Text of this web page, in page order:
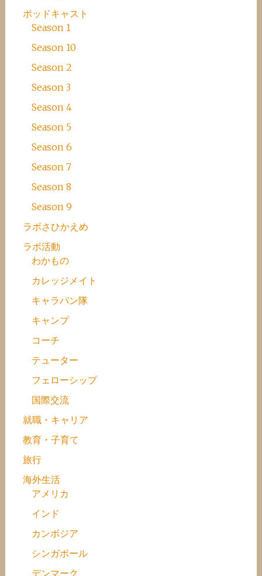
ポッドキャスト
Season 1
Season 10
Season 2
Season 3
Season 4
Season 5
Season 6
Season 7
Season 8
Season 9
ラボさひかえめ
ラボ活動
わかもの
カレッジメイト
キャラバン隊
キャンプ
コーチ
テューター
フェローシップ
国際交流
就職・キャリア
教育・子育て
旅行
海外生活
アメリカ
インド
カンボジア
シンガポール
デンマーク